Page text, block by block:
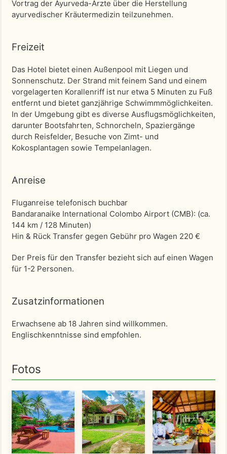
Vortrag der Ayurveda-Ärzte über die Herstellung
ayurvedischer Kräutermedizin teilzunehmen.
Freizeit
Das Hotel bietet einen Außenpool mit Liegen und
Sonnenschutz. Der Strand mit feinem Sand und einem
vorgelagerten Korallenriff ist nur etwa 5 Minuten zu Fuß
entfernt und bietet ganzjährige Schwimmmöglichkeiten.
In der Umgebung gibt es diverse Ausflugsmöglichkeiten,
darunter Bootsfahrten, Schnorcheln, Spaziergänge
durch Reisfelder, Besuche von Zimt- und
Kokosplantagen sowie Tempelanlagen.
Anreise
Fluganreise telefonisch buchbar
Bandaranaike International Colombo Airport (CMB): (ca.
144 km / 128 Minuten)
Hin & Rück Transfer gegen Gebühr pro Wagen 220 €
Der Preis für den Transfer bezieht sich auf einen Wagen
für 1-2 Personen.
Zusatzinformationen
Erwachsene ab 18 Jahren sind willkommen.
Englischkenntnisse sind empfohlen.
Fotos